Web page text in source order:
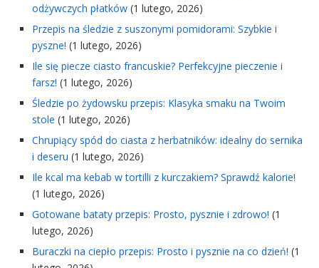
odżywczych płatków (1 lutego, 2026)
Przepis na śledzie z suszonymi pomidorami: Szybkie i
pyszne! (1 lutego, 2026)
Ile się piecze ciasto francuskie? Perfekcyjne pieczenie i
farsz! (1 lutego, 2026)
Śledzie po żydowsku przepis: Klasyka smaku na Twoim
stole (1 lutego, 2026)
Chrupiący spód do ciasta z herbatników: idealny do sernika
i deseru (1 lutego, 2026)
Ile kcal ma kebab w tortilli z kurczakiem? Sprawdź kalorie!
(1 lutego, 2026)
Gotowane bataty przepis: Prosto, pysznie i zdrowo! (1
lutego, 2026)
Buraczki na ciepło przepis: Prosto i pysznie na co dzień! (1